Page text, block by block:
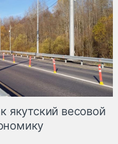
якутский весовой